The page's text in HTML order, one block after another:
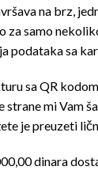
na brz,
za samo
podataka sa
sa QR
strane mi Vam
je preuzeti
dinara